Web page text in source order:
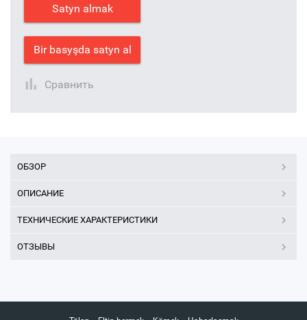
Satyn almak
Bir basyşda satyn al
Сравнить
ОБЗОР
ОПИСАНИЕ
ТЕХНИЧЕСКИЕ ХАРАКТЕРИСТИКИ
ОТЗЫВЫ